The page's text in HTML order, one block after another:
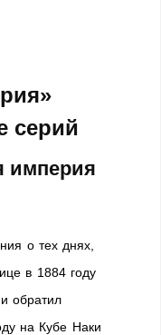
серий
империя
о тех днях,
в 1884 году
обратил
на Кубе Наки